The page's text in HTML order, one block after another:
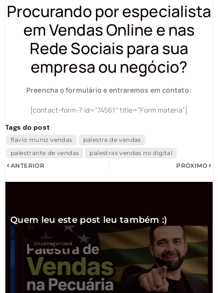
Procurando por especialista
em Vendas Online e nas
Rede Sociais para sua
empresa ou negócio?
Preencha o formulário e entraremos em contato:
[contact-form-7 id=”74561″ title=”Form materia”]
Tags do post
flavio muniz vendas
palestra de vendas
palestrante de vendas
palestras vendas no digital
ANTERIOR
PRÓXIMO
Quem leu este post leu também :)
Uncategorized